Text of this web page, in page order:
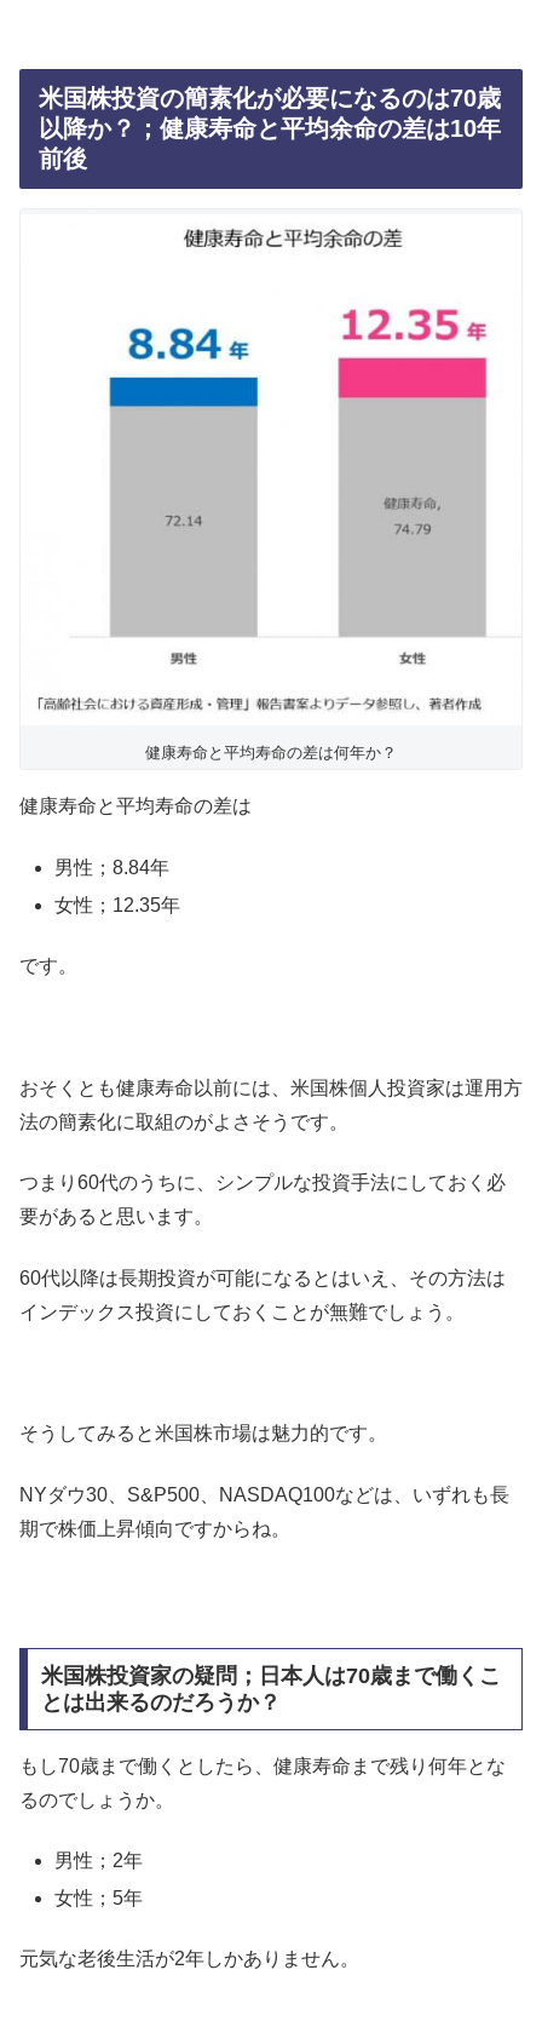
米国株投資の簡素化が必要になるのは70歳
以降か？；健康寿命と平均余命の差は10年
前後
健康寿命と平均寿命の差は何年か？
健康寿命と平均寿命の差は
男性；8.84年
女性；12.35年
です。
おそくとも健康寿命以前には、米国株個人投資家は運用方
法の簡素化に取組のがよさそうです。
つまり60代のうちに、シンプルな投資手法にしておく必
要があると思います。
60代以降は長期投資が可能になるとはいえ、その方法は
インデックス投資にしておくことが無難でしょう。
そうしてみると米国株市場は魅力的です。
NYダウ30、S&P500、NASDAQ100などは、いずれも長
期で株価上昇傾向ですからね。
米国株投資家の疑問；日本人は70歳まで働くこ
とは出来るのだろうか？
もし70歳まで働くとしたら、健康寿命まで残り何年とな
るのでしょうか。
男性；2年
女性；5年
元気な老後生活が2年しかありません。